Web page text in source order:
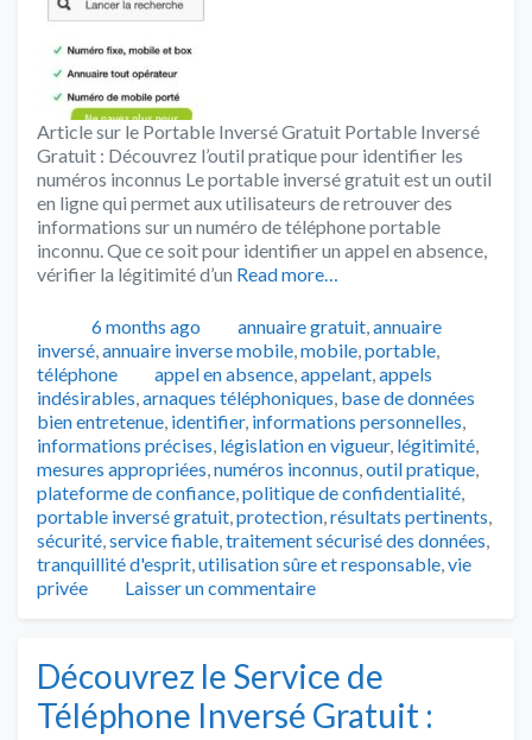
Article sur le Portable Inversé Gratuit Portable Inversé
Gratuit : Découvrez l’outil pratique pour identifier les
numéros inconnus Le portable inversé gratuit est un outil
en ligne qui permet aux utilisateurs de retrouver des
informations sur un numéro de téléphone portable
inconnu. Que ce soit pour identifier un appel en absence,
vérifier la légitimité d’un Read more…
Publié
6 months ago Catégories
annuaire gratuit,annuaire
inversé,annuaire inverse mobile,mobile,portable,
téléphone
Tags
appel en absence,appelant,appels
indésirables,arnaques téléphoniques, base de données
bien entretenue, identifier, informations personnelles,
informations précises, législation en vigueur, légitimité,
mesures appropriées,numéros inconnus,outil pratique,
plateforme de confiance,politique de confidentialité,
portable inversé gratuit,protection,résultats pertinents,
sécurité,service fiable,traitement sécurisé des données,
tranquillité d'esprit,utilisation sûre et responsable,vie
privée
Laisser un commentaire
Découvrez le Service de
Téléphone Inversé Gratuit :